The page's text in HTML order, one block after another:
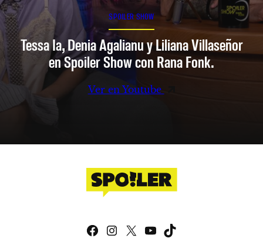
SPOILER SHOW
Tessa Ia, Denia Agalianu y Liliana Villaseñor
en Spoiler Show con Rana Fonk.
Ver en Youtube
Facebook
Instagram
X YouTube